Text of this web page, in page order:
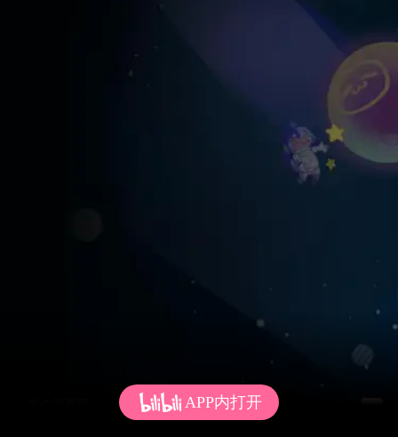
APP内打开